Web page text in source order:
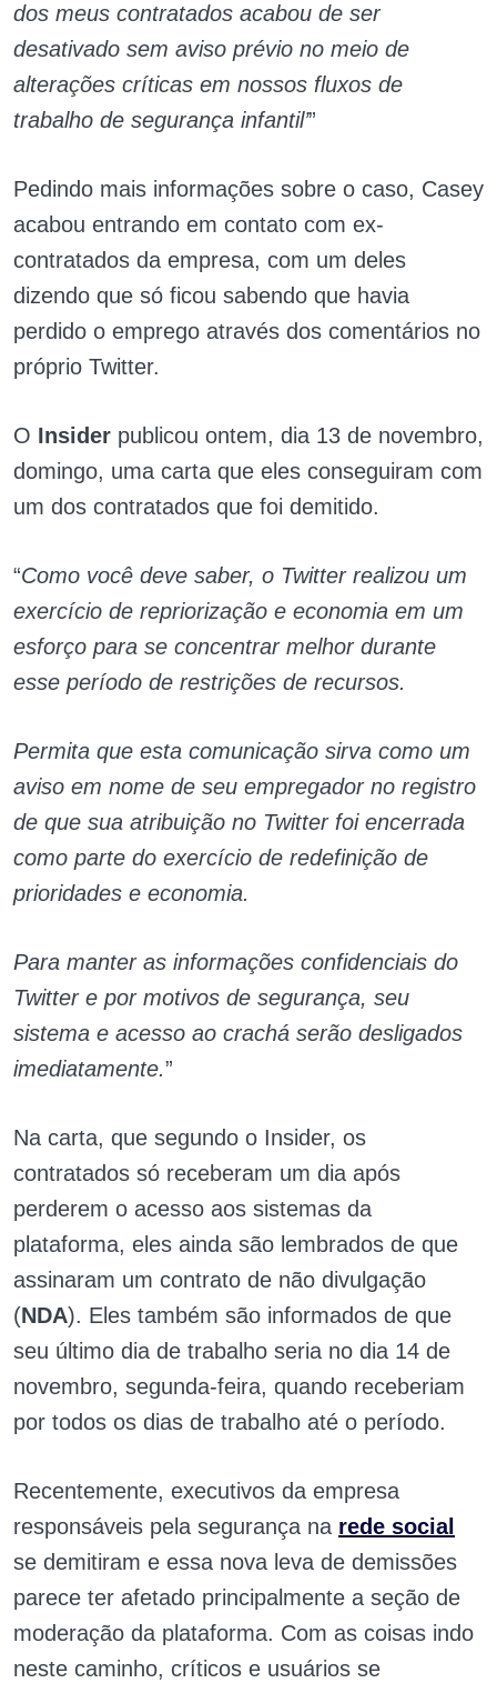
dos meus contratados acabou de ser
desativado sem aviso prévio no meio de
alterações críticas em nossos fluxos de
trabalho de segurança infantil’”
Pedindo mais informações sobre o caso, Casey
acabou entrando em contato com ex-
contratados da empresa, com um deles
dizendo que só ficou sabendo que havia
perdido o emprego através dos comentários no
próprio Twitter.
O Insider publicou ontem, dia 13 de novembro,
domingo, uma carta que eles conseguiram com
um dos contratados que foi demitido.
“Como você deve saber, o Twitter realizou um
exercício de repriorização e economia em um
esforço para se concentrar melhor durante
esse período de restrições de recursos.
Permita que esta comunicação sirva como um
aviso em nome de seu empregador no registro
de que sua atribuição no Twitter foi encerrada
como parte do exercício de redefinição de
prioridades e economia.
Para manter as informações confidenciais do
Twitter e por motivos de segurança, seu
sistema e acesso ao crachá serão desligados
imediatamente.”
Na carta, que segundo o Insider, os
contratados só receberam um dia após
perderem o acesso aos sistemas da
plataforma, eles ainda são lembrados de que
assinaram um contrato de não divulgação
(NDA). Eles também são informados de que
seu último dia de trabalho seria no dia 14 de
novembro, segunda-feira, quando receberiam
por todos os dias de trabalho até o período.
Recentemente, executivos da empresa
responsáveis pela segurança na rede social
se demitiram e essa nova leva de demissões
parece ter afetado principalmente a seção de
moderação da plataforma. Com as coisas indo
neste caminho, críticos e usuários se